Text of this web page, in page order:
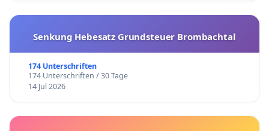
Senkung Hebesatz Grundsteuer Brombachtal
174 Unterschriften
174 Unterschriften / 30 Tage
14 Jul 2026